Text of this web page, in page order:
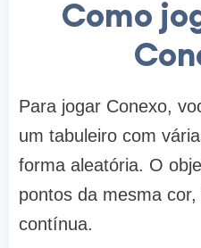
Como
Para jogar Conexo,
um tabuleiro com
forma aleatória. O
pontos da mesma
contínua.